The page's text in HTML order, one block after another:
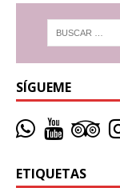
SÍGUEME
ETIQUETAS